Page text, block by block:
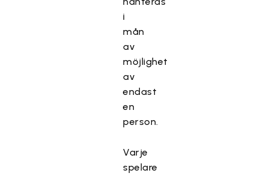
i
mån
av
möjlighet
av
endast
en
person.
Varje
spelare